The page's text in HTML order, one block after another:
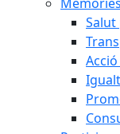
Salut